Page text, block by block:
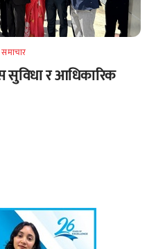
समाचार
सुविधा र आधिकारिक